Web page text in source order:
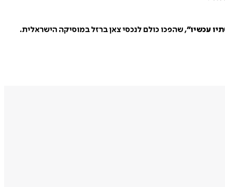
עכשיו”
,שהפכו כולם לנכסי צאן ברזל במוסיקה הישראלית.